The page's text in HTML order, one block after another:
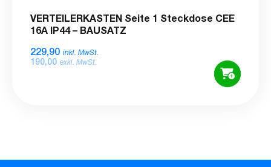
VERTEILERKASTEN Seite 1 Steckdose CEE
16A IP44 – BAUSATZ
229,90 inkl. MwSt.
190,00 exkl. MwSt.